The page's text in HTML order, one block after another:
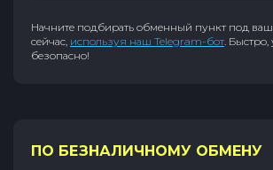
Начните подбирать обменный пункт под
сейчас, используя наш Telegram-бот.
безопасно!
ПО БЕЗНАЛИЧНОМУ ОБМЕНУ